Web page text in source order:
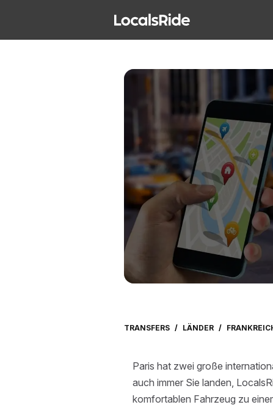
TRANSFERS / LÄNDER /
Paris hat zwei große
auch immer Sie landen,
komfortablen Fahrzeug zu